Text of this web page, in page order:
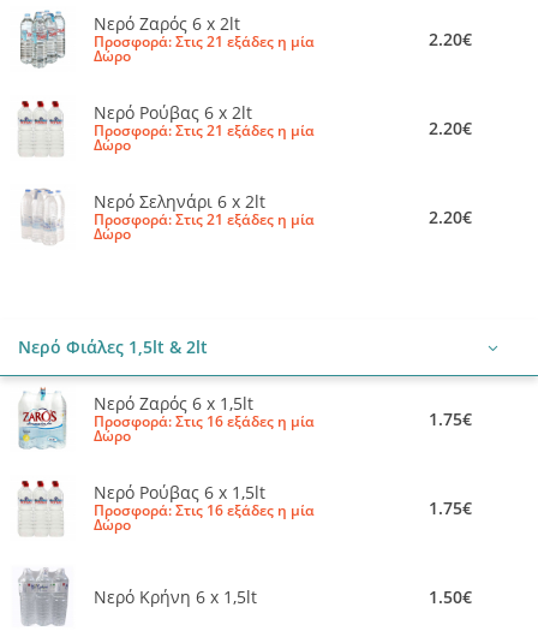
Νερό Ζαρός 6 x 2lt
Προσφορά: Στις 21 εξάδες η μία
Δώρο
2.20€
Νερό Ρούβας 6 x 2lt
Προσφορά: Στις 21 εξάδες η μία
Δώρο
2.20€
Νερό Σεληνάρι 6 x 2lt
Προσφορά: Στις 21 εξάδες η μία
Δώρο
2.20€
Νερό Φιάλες 1,5lt & 2lt
Νερό Ζαρός 6 x 1,5lt
Προσφορά: Στις 16 εξάδες η μία
Δώρο
1.75€
Νερό Ρούβας 6 x 1,5lt
Προσφορά: Στις 16 εξάδες η μία
Δώρο
1.75€
Νερό Κρήνη 6 x 1,5lt 1.50€